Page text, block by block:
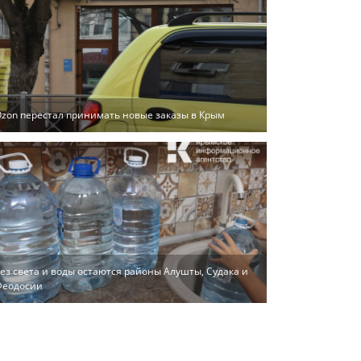
перестал принимать новые заказы в Крым
света и воды остаются районы Алушты, Судака и